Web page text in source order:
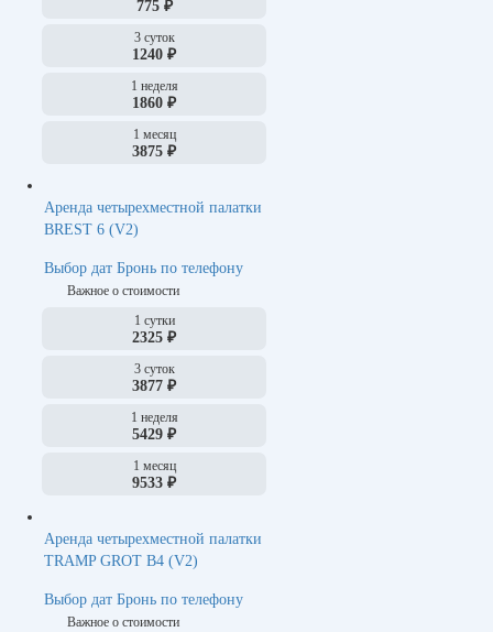
775 ₽
3 суток
1240 ₽
1 неделя
1860 ₽
1 месяц
3875 ₽
Аренда четырехместной палатки
BREST 6 (V2)
Выбор дат Бронь по телефону
Важное о стоимости
1 сутки
2325 ₽
3 суток
3877 ₽
1 неделя
5429 ₽
1 месяц
9533 ₽
Аренда четырехместной палатки
TRAMP GROT B4 (V2)
Выбор дат Бронь по телефону
Важное о стоимости